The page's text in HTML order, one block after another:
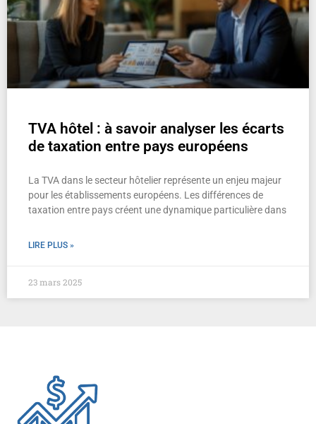
TVA hôtel : à savoir analyser les écarts
de taxation entre pays européens
La TVA dans le secteur hôtelier représente un enjeu majeur
pour les établissements européens. Les différences de
taxation entre pays créent une dynamique particulière dans
LIRE PLUS »
23 mars 2025